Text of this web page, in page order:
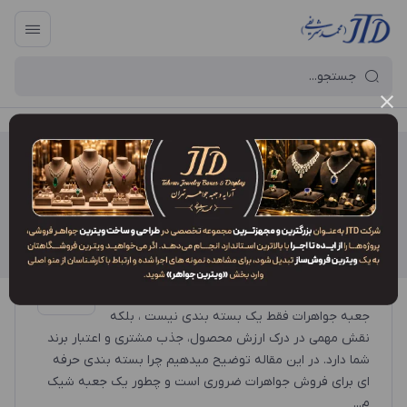
آرایه و جعبه جواهر تهران / بسته بندی لوکس
بسته بندی لوکس
چرا جعبه جواهرات نقش مهمی در فروش
جعبه جواهرات فقط یک بسته بندی نیست ، بلکه
نقش مهمی در درک ارزش محصول، جذب مشتری و اعتبار برند
شما دارد. در این مقاله توضیح میدهیم چرا بسته بندی حرفه
ای برای فروش جواهرات ضروری است و چطور یک جعبه شیک